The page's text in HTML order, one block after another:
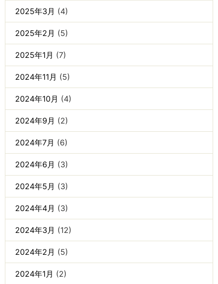
2025年3月 (4)
2025年2月 (5)
2025年1月 (7)
2024年11月 (5)
2024年10月 (4)
2024年9月 (2)
2024年7月 (6)
2024年6月 (3)
2024年5月 (3)
2024年4月 (3)
2024年3月 (12)
2024年2月 (5)
2024年1月 (2)